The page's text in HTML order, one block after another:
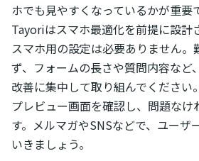
ホでも見やすくなっているかが重要
Tayoriはスマホ最適化を前提に設計
スマホ用の設定は必要ありません。
ず、フォームの長さや質問内容など
改善に集中して取り組んでください。
プレビュー画面を確認し、問題なけ
す。メルマガやSNSなどで、ユーザ
いきましょう。